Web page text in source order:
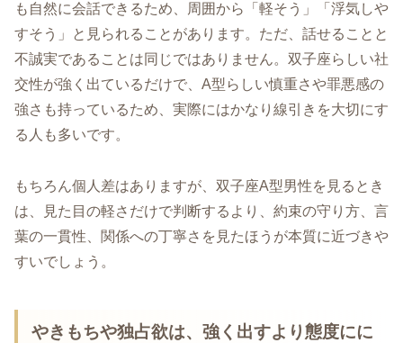
も自然に会話できるため、周囲から「軽そう」「浮気しや
すそう」と見られることがあります。ただ、話せることと
不誠実であることは同じではありません。双子座らしい社
交性が強く出ているだけで、A型らしい慎重さや罪悪感の
強さも持っているため、実際にはかなり線引きを大切にす
る人も多いです。
もちろん個人差はありますが、双子座A型男性を見るとき
は、見た目の軽さだけで判断するより、約束の守り方、言
葉の一貫性、関係への丁寧さを見たほうが本質に近づきや
すいでしょう。
やきもちや独占欲は、強く出すより態度にに